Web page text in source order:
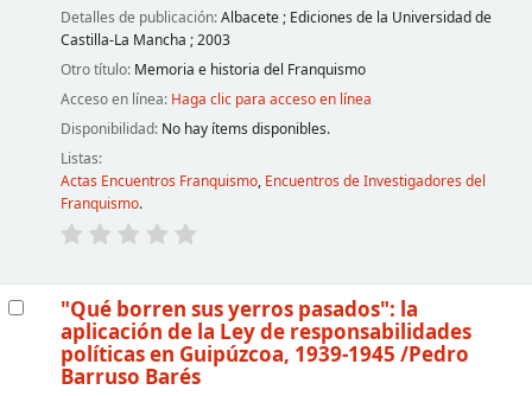
Detalles de publicación:Albacete; Ediciones de la Universidad de
Castilla-La Mancha ;2003
Otro título: Memoria e historia del Franquismo
Acceso en línea: Haga clic para acceso en línea
Disponibilidad: No hay ítems disponibles.
Listas:
Actas Encuentros Franquismo, Encuentros de Investigadores del
Franquismo.
"Qué borren sus yerros pasados": la
aplicación de la Ley de responsabilidades
políticas en Guipúzcoa, 1939-1945 /Pedro
Barruso Barés